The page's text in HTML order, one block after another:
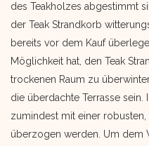
des Teakholzes abgestimmt
der Teak Strandkorb
bereits vor dem Kauf
Möglichkeit hat, den Teak
trockenen Raum zu
die überdachte Terrasse
zumindest mit einer
überzogen werden. Um dem